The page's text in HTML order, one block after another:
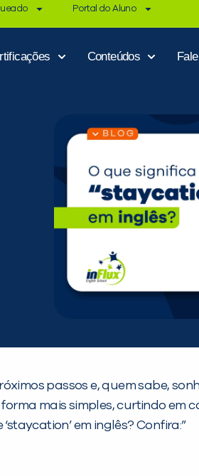
Portal do Aluno
Conteúdos
passos e, quem sabe,
mais simples, curtindo em
em inglês? Confira:”